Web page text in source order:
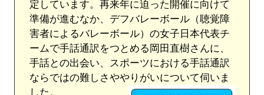
定しています。再来年に迫った開催に向けて
準備が進むなか、デフバレーボール（聴覚障
害者によるバレーボール）の女子日本代表チ
ームで手話通訳をつとめる岡田直樹さんに、
手話との出会い、スポーツにおける手話通訳
ならではの難しさややりがいについて伺いま
した。